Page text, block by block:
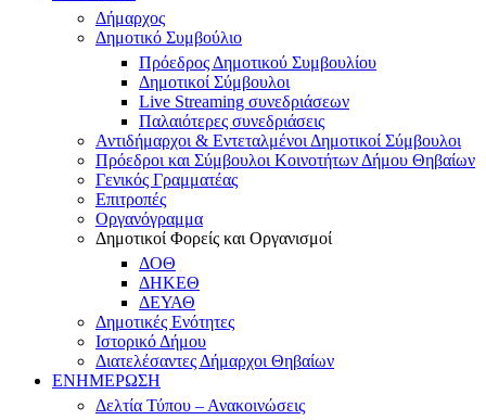
Δήμαρχος
Δημοτικό Συμβούλιο
Πρόεδρος Δημοτικού Συμβουλίου
Δημοτικοί Σύμβουλοι
Live Streaming συνεδριάσεων
Παλαιότερες συνεδριάσεις
Αντιδήμαρχοι & Εντεταλμένοι Δημοτικοί Σύμβουλοι
Πρόεδροι και Σύμβουλοι Κοινοτήτων Δήμου Θηβαίων
Γενικός Γραμματέας
Επιτροπές
Οργανόγραμμα
Δημοτικοί Φορείς και Οργανισμοί
ΔΟΘ
ΔΗΚΕΘ
ΔΕΥΑΘ
Δημοτικές Ενότητες
Ιστορικό Δήμου
Διατελέσαντες Δήμαρχοι Θηβαίων
ΕΝΗΜΕΡΩΣΗ
Δελτία Τύπου – Ανακοινώσεις